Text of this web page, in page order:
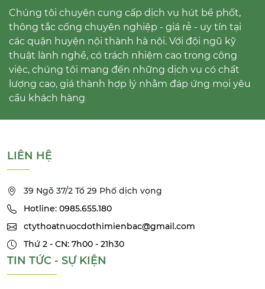
Chúng tôi chuyên cung cấp dịch vụ hút bể phốt,
thông tắc cống chuyên nghiệp - giá rẻ - uy tín tại
các quận huyện nội thành hà nội. Với đội ngũ kỹ
thuật lành nghề, có trách nhiệm cao trong công
việc, chúng tôi mang đến những dịch vụ có chất
lượng cao, giá thành hợp lý nhằm đáp ứng mọi yêu
cầu khách hàng
LIÊN HỆ
39 Ngõ 37/2 Tổ 29 Phố dịch vọng
Hotline: 0985.655.180
ctythoatnuocdothimienbac@gmail.com
Thứ 2 - CN: 7h00 - 21h30
TIN TỨC - SỰ KIỆN